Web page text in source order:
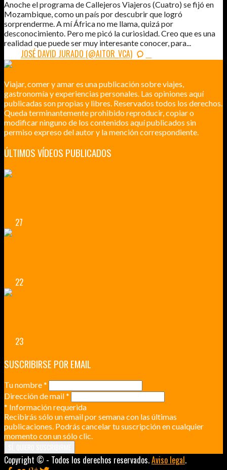
Anoche el programa de Callejeros Viajeros (Cuatro) se fijó en
Mozambique, como un país por descubrir que logró
sorprenderme. A mí África no me llama, quizá por
desconocimiento. Pero me picó la curiosidad. Creo que es una
realidad que puede ser muy interesante conocer, para...
JOSÉ DAVID JURADO (@AITOR_VCA)
Viajar, comer y amar es una publicación sobre viajes,
gastronomía y experiencias personales. Las opiniones aquí
publicadas son propias y libres. Reservados todos los derechos.
Queda terminantemente prohibido reproducir, copiar o
modificar ninguno de los contenidos aquí publicados sin
permiso expreso del autor y la mención correspondiente.
ÚLTIMOS VÍDEOS PUBLICADOS
27
22
23
SUSCRIBIRSE POR EMAIL
Tu nombre*
Dirección de mail*
* Información requerida
Recibirás sólo un email por semana con las últimas
publicaciones. Podrás cancelar tu suscripción en cualquier
momento con un sólo clic.
Copyright © - Todos los derechos reservados.Aviso legal.